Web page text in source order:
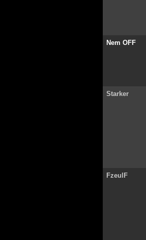
Nem OFF
Starker
FzeulF